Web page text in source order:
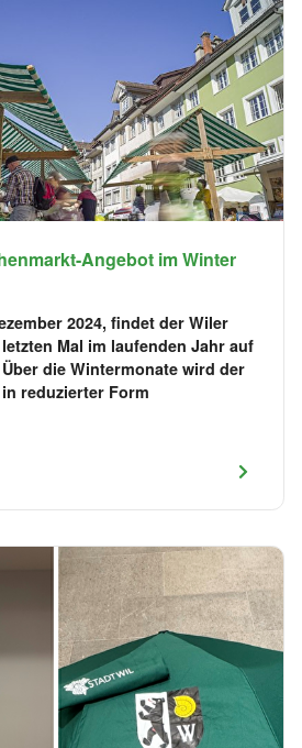
Angebot im Winter
2024, findet der Wiler
Mal im laufenden Jahr auf
die Wintermonate wird der
reduzierter Form